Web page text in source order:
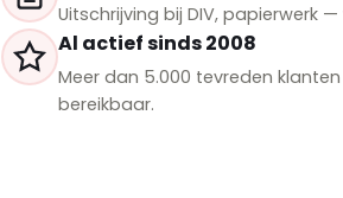
Uitschrijving bij DIV, papierwerk
Al actief sinds 2008
Meer dan 5.000 tevreden
bereikbaar.